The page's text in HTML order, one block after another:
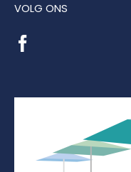
VOLG ONS